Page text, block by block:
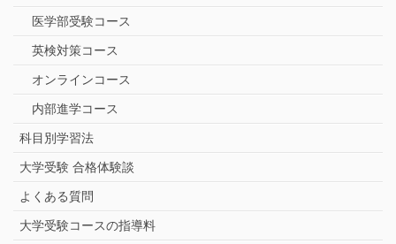
医学部受験コース
英検対策コース
オンラインコース
内部進学コース
科目別学習法
大学受験 合格体験談
よくある質問
大学受験コースの指導料